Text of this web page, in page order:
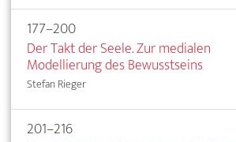
177–200
Der Takt der Seele. Zur medialen
Modellierung des Bewusstseins
Stefan Rieger
201–216